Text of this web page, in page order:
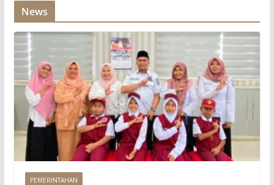
News
PEMERINTAHAN